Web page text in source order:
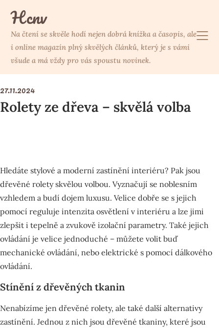
content
Hcnv
Na čtení se skvěle hodí nejen dobrá knížka a časopis, ale
i online magazín plný skvělých článků, který je s vámi
všude a má vždy pro vás spoustu novinek.
27.11.2024
Rolety ze dřeva – skvělá volba
Hledáte stylové a moderní zastínění interiéru? Pak jsou
dřevěné roletyskvělou volbou. Vyznačují se noblesním
vzhledem a budí dojem luxusu. Velice dobře se s jejich
pomocí reguluje intenzita osvětlení v interiéru a lze jimi
zlepšit i tepelně a zvukově izolační parametry. Také jejich
ovládání je velice jednoduché – můžete volit buď
mechanické ovládání, nebo elektrické s pomocí dálkového
ovládání.
Stínění z dřevěných tkanin
Nenabízíme jen dřevěné rolety, ale také další alternativy
zastínění. Jednou z nich jsou dřevěné tkaniny, které jsou